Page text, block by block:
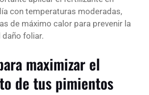
con temperaturas moderadas,
de máximo calor para prevenir la
daño foliar.
maximizar el
de tus pimientos